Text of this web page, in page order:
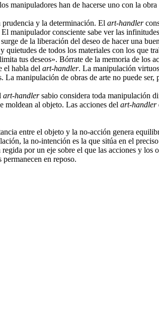
manipuladores han de hacerse uno con la obra
prudencia y la determinación. El art-handler
manipulador consciente sabe ver las
de la liberación del deseo de hacer una
de todos los materiales con los que
tus deseos». Bórrate de la memoria de los
el habla del art-handler. La manipulación
manipulación de obras de arte no puede
art-handlersabio considera toda manipulación
moldean al objeto. Las acciones del art-handler
entre el objeto y la no-acción genera
la no-intención es la que sitúa en el
por un eje sobre el que las acciones y los
en reposo.